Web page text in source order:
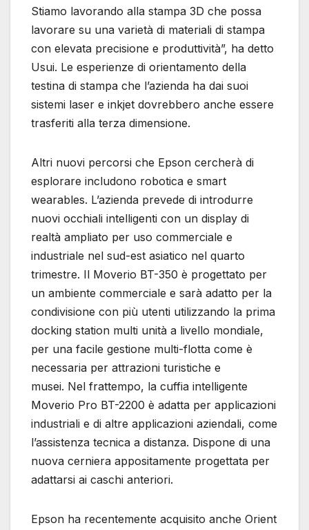
Stiamo lavorando alla stampa 3D che possa
lavorare su una varietà di materiali di stampa
con elevata precisione e produttività”, ha detto
Usui. Le esperienze di orientamento della
testina di stampa che l’azienda ha dai suoi
sistemi laser e inkjet dovrebbero anche essere
trasferiti alla terza dimensione.
Altri nuovi percorsi che Epson cercherà di
esplorare includono robotica e smart
wearables. L’azienda prevede di introdurre
nuovi occhiali intelligenti con un display di
realtà ampliato per uso commerciale e
industriale nel sud-est asiatico nel quarto
trimestre. Il Moverio BT-350 è progettato per
un ambiente commerciale e sarà adatto per la
condivisione con più utenti utilizzando la prima
docking station multi unità a livello mondiale,
per una facile gestione multi-flotta come è
necessaria per attrazioni turistiche e
musei. Nel frattempo, la cuffia intelligente
Moverio Pro BT-2200 è adatta per applicazioni
industriali e di altre applicazioni aziendali, come
l’assistenza tecnica a distanza. Dispone di una
nuova cerniera appositamente progettata per
adattarsi ai caschi anteriori.
Epson ha recentemente acquisito anche Orient